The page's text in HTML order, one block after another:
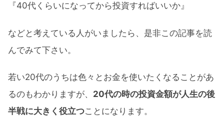
『40代くらいになってから投資すればいいか』
などと考えている人がいましたら、是非この記事を読
んでみて下さい。
若い20代のうちは色々とお金を使いたくなることがあ
るのもわかりますが、 20代の時の投資金額が人生の後
半戦に大きく役立つことになります。